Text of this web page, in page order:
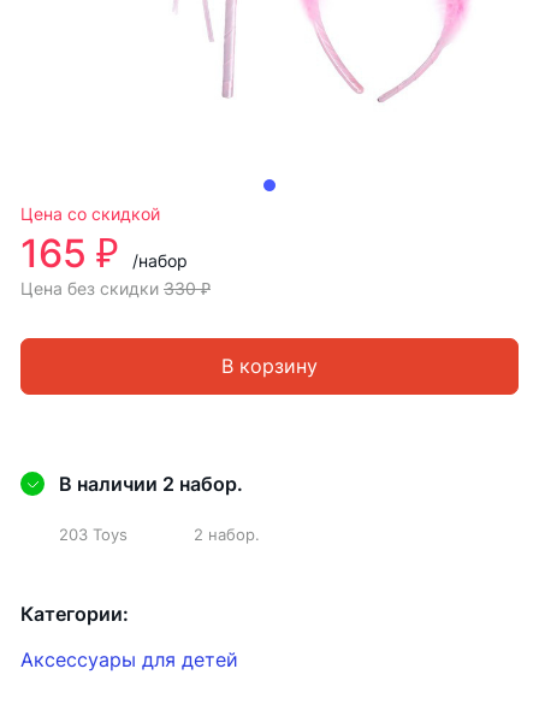
Цена со скидкой
165 ₽
/набор
Цена без скидки 330 ₽
В корзину
Категории:
Аксессуары для детей
В наличии 2 набор.
203 Toys 2 набор.